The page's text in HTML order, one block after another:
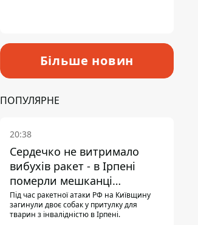
Більше новин
ПОПУЛЯРНЕ
20:38
Сердечко не витримало
вибухів ракет - в Ірпені
померли мешканці
притулку для собак з
інвалідністю
Під час ракетної атаки РФ на Київщину
загинули двоє собак у притулку для
тварин з інвалідністю в Ірпені.